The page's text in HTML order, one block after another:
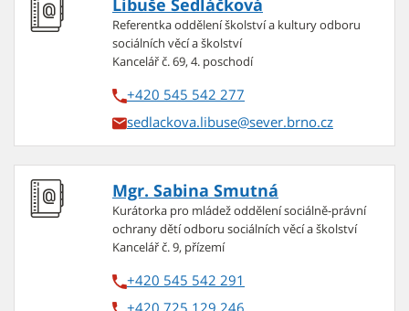
Libuše Sedláčková
Referentka oddělení školství a kultury odboru
sociálních věcí a školství
Kancelář č. 69, 4. poschodí
+420 545 542 277
sedlackova.libuse
Mgr. Sabina Smutná
Kurátorka pro mládež oddělení sociálně-právní
ochrany dětí odboru sociálních věcí a školství
Kancelář č. 9, přízemí
+420 545 542 291
+420 725 129 246